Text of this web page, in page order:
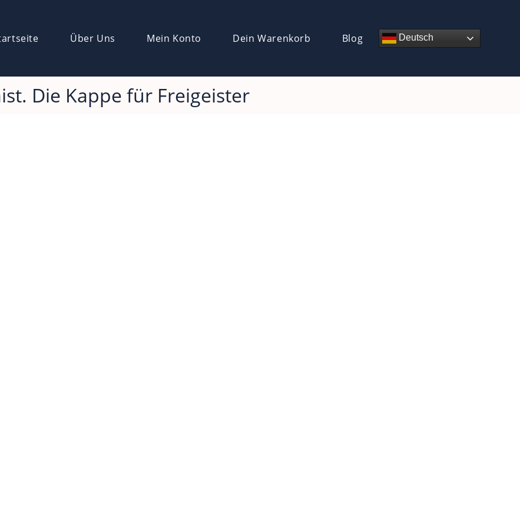
Deutsch
Über Uns Mein Konto Dein Warenkorb Blog
Die Kappe für Freigeister